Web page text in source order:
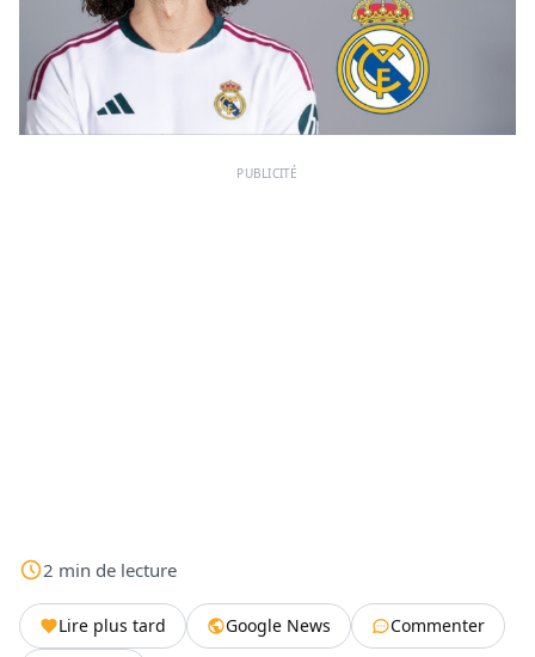
PUBLICITÉ
2 min de lecture
Lire plus tard Google News
Commenter